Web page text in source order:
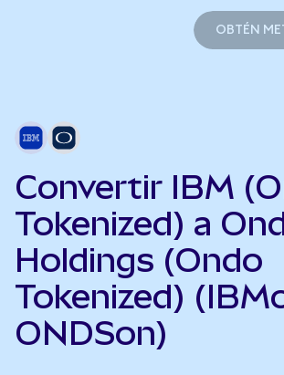
OBTÉN
Convertir IBM
Tokenized) a
Holdings (Ondo
Tokenized)
ONDSon)